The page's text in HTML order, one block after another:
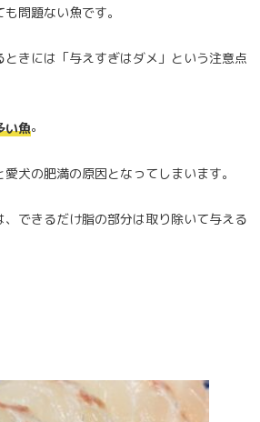
問題ない魚です。
きには「与えすぎはダメ」という注意点
い魚。
犬の肥満の原因となってしまいます。
できるだけ脂の部分は取り除いて与える